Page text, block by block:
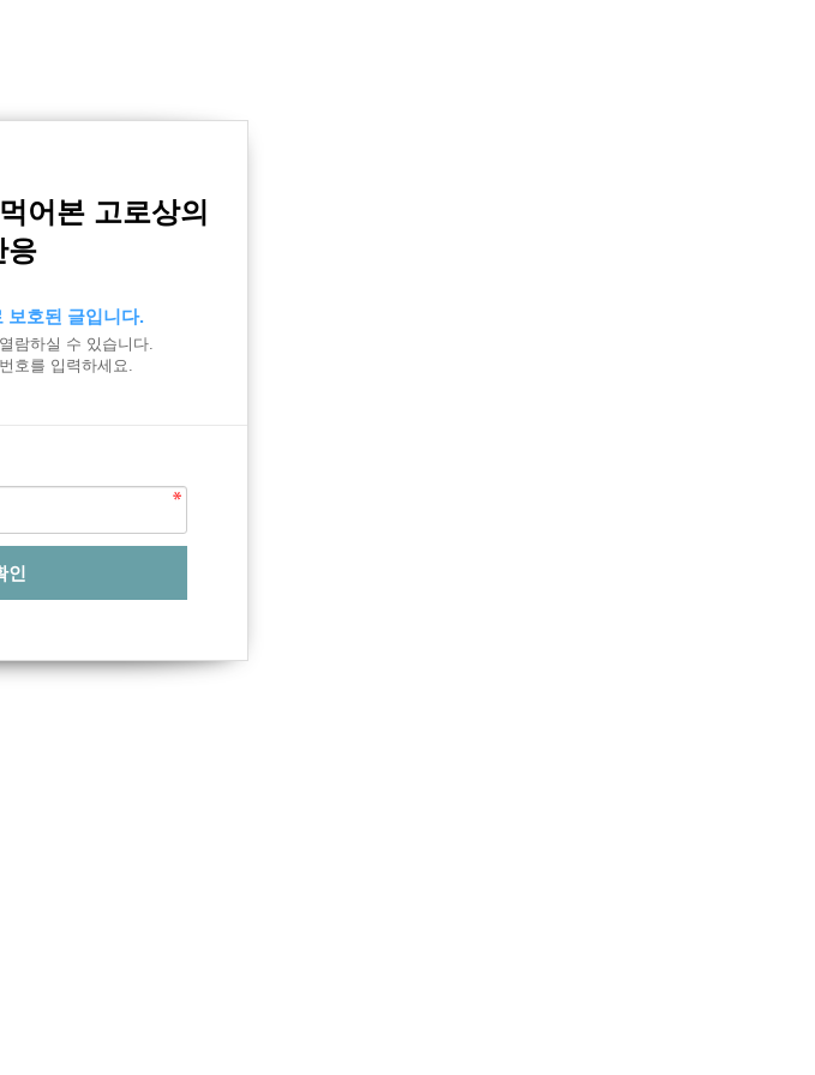
어본 고로상의
응
보호된 글입니다.
람하실 수 있습니다.
호를 입력하세요.